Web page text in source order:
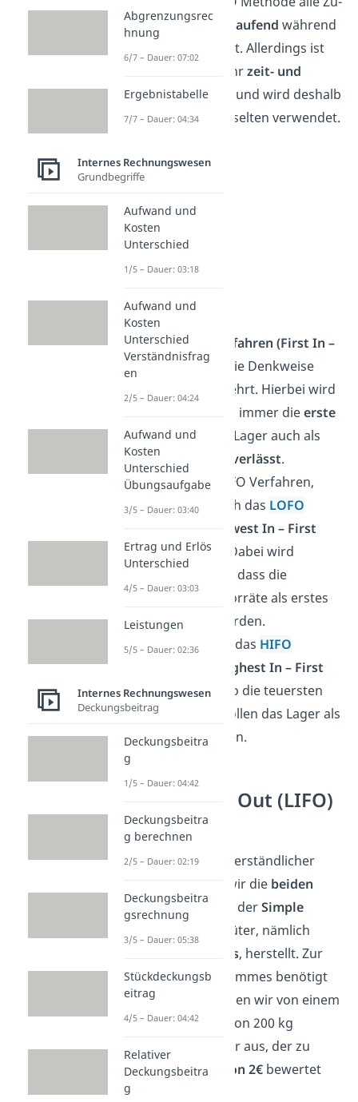
und Abgängefortlaufend während
der Periode erfasst. Allerdings ist
diese Methode sehrzeit- und
arbeitsaufwendig
und wird deshalb
in der Praxis eher selten verwendet.
LIFO FIFO
BeimFIFO Verfahren (First In –
First Out)ist die Denkweise
genau umgekehrt. Hierbei wird
vermutet, dass immer dieerste
Lieferung
das Lager auch als
erstes
verlässt.
Neben dem FIFO Verfahren,
solltest du auch das LOFO
(Lowest In – First
Out)kennen. Dabei wird
angenommen, dass die
günstigsten Vorräte als erstes
verbraucht werden.
Zudem gibt es das HIFO
(Highest In – First
Out), heißt also die teuersten
Lieferungen sollen das Lager als
erstes verlassen.
Last In First Out (LIFO)
Beispiel
Damit das ganze verständlicher
wird, betrachten wir die beiden
Verfahrenanhand derSimple
, die zwei Güter, nämlich
Pommes, herstellt. Zur
Produktion der Pommes benötigt
sie Kartoffeln. Gehen wir von einem
Anfangsbestand
von 200 kg
Kartoffeln im Lager aus, der zu
einemKilopreis von 2€bewertet
wurde.
Abgrenzungsrec
hnung
6/7 – Dauer: 07:02
Ergebnistabelle
7/7 – Dauer: 04:34
Internes Rechnungswesen
Grundbegriffe
Aufwand und
Kosten
Unterschied
1/5 – Dauer: 03:18
Aufwand und
Kosten
Unterschied
Verständnisfrag
en
2/5 – Dauer: 04:24
Aufwand und
Kosten
Unterschied
Übungsaufgabe
3/5 – Dauer: 03:40
Ertrag und Erlös
Unterschied
4/5 – Dauer: 03:03
Leistungen
5/5 – Dauer: 02:36
Internes Rechnungswesen
Deckungsbeitrag
Deckungsbeitra
g
1/5 – Dauer: 04:42
Deckungsbeitra
g berechnen
2/5 – Dauer: 02:19
Deckungsbeitra
gsrechnung
3/5 – Dauer: 05:38
Stückdeckungsb
eitrag
4/5 – Dauer: 04:42
Relativer
Deckungsbeitra
g